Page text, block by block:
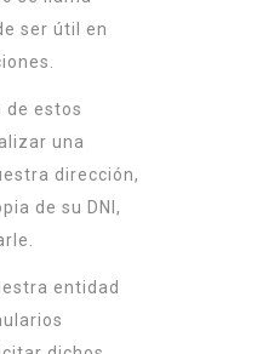
ser útil en
de estos
una
dirección,
de su DNI,
entidad